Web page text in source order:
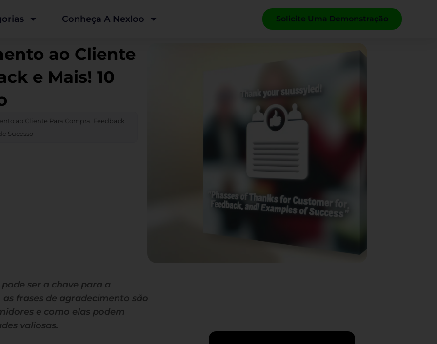
Conheça A Nexloo Solicite Uma Demonstração
ao Cliente
e Mais! 10
ao Cliente Para Compra, Feedback
Sucesso
ser a chave para a
frases de agradecimento são
e como elas podem
valiosas.